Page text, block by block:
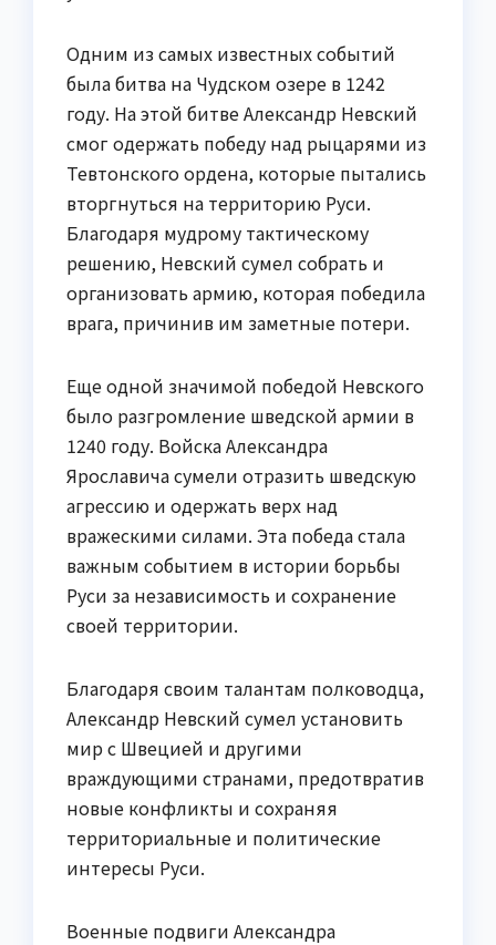
Одним из самых известных событий
была битва на Чудском озере в 1242
году. На этой битве Александр Невский
смог одержать победу над рыцарями из
Тевтонского ордена, которые пытались
вторгнуться на территорию Руси.
Благодаря мудрому тактическому
решению, Невский сумел собрать и
организовать армию, которая победила
врага, причинив им заметные потери.
Еще одной значимой победой Невского
было разгромление шведской армии в
1240 году. Войска Александра
Ярославича сумели отразить шведскую
агрессию и одержать верх над
вражескими силами. Эта победа стала
важным событием в истории борьбы
Руси за независимость и сохранение
своей территории.
Благодаря своим талантам полководца,
Александр Невский сумел установить
мир с Швецией и другими
враждующими странами, предотвратив
новые конфликты и сохраняя
территориальные и политические
интересы Руси.
Военные подвиги Александра